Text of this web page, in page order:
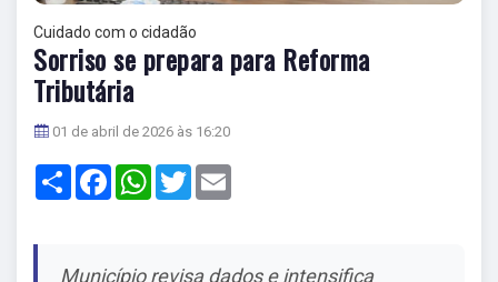
Cuidado com o cidadão
Sorriso se prepara para Reforma
Tributária
01 de abril de 2026 às 16:20
Share FacebookWhatsApp
Twitter
Município revisa dados e intensifica